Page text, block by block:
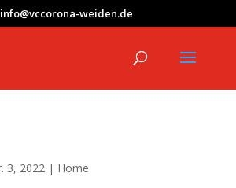
info@vccorona-weiden.de
3, 2022| Home